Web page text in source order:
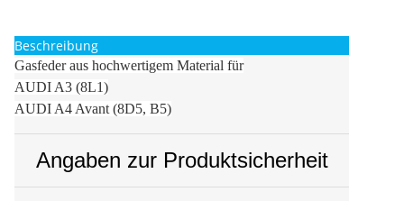
Beschreibung
Gasfeder aus hochwertigem Material für
AUDI A3 (8L1)
AUDI A4 Avant (8D5, B5)
Angaben zur Produktsicherheit